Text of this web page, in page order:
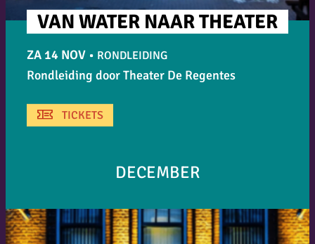
ZA 14 NOV • RONDLEIDING
VAN WATER NAAR THEATER
Rondleiding door Theater De Regentes
TICKETS
DECEMBER